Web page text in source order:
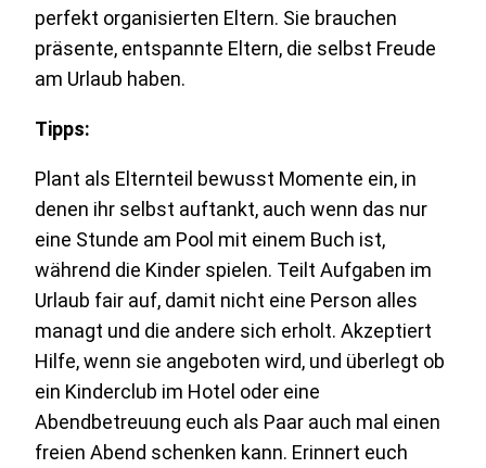
perfekt organisierten Eltern. Sie brauchen
präsente, entspannte Eltern, die selbst Freude
am Urlaub haben.
Tipps:
Plant als Elternteil bewusst Momente ein, in
denen ihr selbst auftankt, auch wenn das nur
eine Stunde am Pool mit einem Buch ist,
während die Kinder spielen. Teilt Aufgaben im
Urlaub fair auf, damit nicht eine Person alles
managt und die andere sich erholt. Akzeptiert
Hilfe, wenn sie angeboten wird, und überlegt ob
ein Kinderclub im Hotel oder eine
Abendbetreuung euch als Paar auch mal einen
freien Abend schenken kann. Erinnert euch